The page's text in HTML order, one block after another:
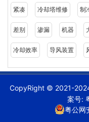
紧凑 冷却塔维修 制
差别 渗漏 机器
冷却效率 导风装置
CopyRight © 2021-
案号:
粤公